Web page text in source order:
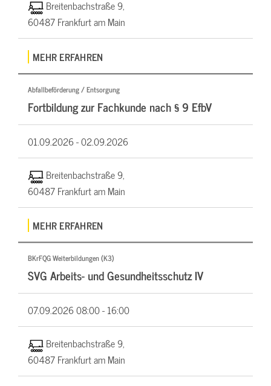
Breitenbachstraße 9,
60487 Frankfurt am Main
MEHR ERFAHREN
Abfallbeförderung / Entsorgung
Fortbildung zur Fachkunde nach § 9 EfbV
01.09.2026 -02.09.2026
Breitenbachstraße 9,
60487 Frankfurt am Main
MEHR ERFAHREN
BKrFQG Weiterbildungen (K3)
SVG Arbeits- und Gesundheitsschutz IV
07.09.202608:00 - 16:00
Breitenbachstraße 9,
60487 Frankfurt am Main